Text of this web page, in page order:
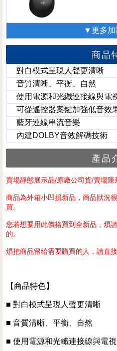
▼更多
商品
對白模式呈現人聲更清晰
音質清晰、平衡、自然
使用電源和光纖連接線與電
可從遙控器案鍵加強低音效
藍牙連線串流音樂
內建DOLBY音效解碼技術
產品
賣場靜態展示品/原廠公司貨/賣場
商品為外箱小凹損新品，商品狀況
買。
您若想要用此價格買到全新品，煩
的。
煩把商品留給需要購買的人，請直
【商品特色】
■ 對白模式呈現人聲更清晰
■ 音質清晰、平衡、自然
■ 使用電源和光纖連接線與電